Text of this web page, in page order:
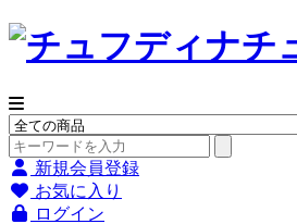
新規会員登録
お気に入り
ログイン